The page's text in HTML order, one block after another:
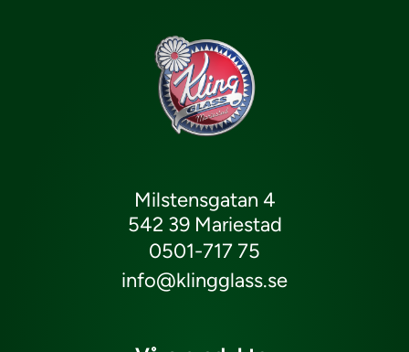
Milstensgatan 4
542 39 Mariestad
0501-717 75
info@klingglass.se